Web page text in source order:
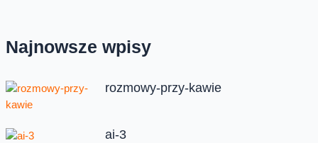
Najnowsze wpisy
rozmowy-przy-kawie
ai-3